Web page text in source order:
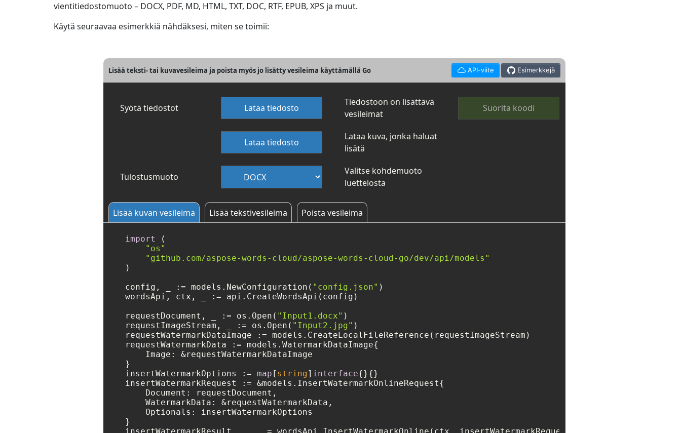
vientitiedostomuoto – DOCX, PDF, MD, HTML, TXT, DOC, RTF, EPUB, XPS ja muut.
Käytä seuraavaa esimerkkiä nähdäksesi, miten se toimii:
Lisää teksti- tai kuvavesileima ja poista myös jo lisätty vesileima käyttämällä Go API-viite Esimerkkejä
Syötä tiedostot Lataa tiedosto
Tiedostoon on lisättävä
vesileimat
Suorita koodi
Lataa tiedosto
Lataa kuva, jonka haluat
lisätä
Tulostusmuoto
Valitse kohdemuoto
luettelosta
Lisää kuvan vesileima Lisää tekstivesileima Poista vesileima
import
(
"os"
"github.com/aspose-words-cloud/aspose-words-cloud-go/dev/api/models"
)
config, _ := models.NewConfiguration( "config.json" )
wordsApi, ctx, _ := api.CreateWordsApi(config)
requestDocument, _ := os.Open( "Input1.docx" )
requestImageStream, _ := os.Open( "Input2.jpg" )
requestWatermarkDataImage := models.CreateLocalFileReference(requestImageStream)
requestWatermarkData := models.WatermarkDataImage{
    Image: &requestWatermarkDataImage
}
insertWatermarkOptions := map [ string] interface{}{}
insertWatermarkRequest := &models.InsertWatermarkOnlineRequest{
    Document: requestDocument,
    WatermarkData: &requestWatermarkData,
    Optionals: insertWatermarkOptions
}